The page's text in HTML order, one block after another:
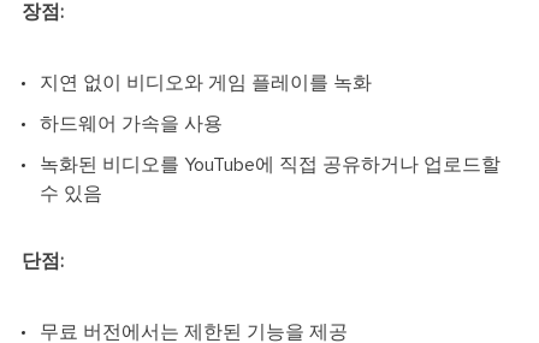
장점:
지연 없이 비디오와 게임 플레이를 녹화
하드웨어 가속을 사용
녹화된 비디오를 YouTube에 직접 공유하거나 업로드할
수 있음
단점:
무료 버전에서는 제한된 기능을 제공